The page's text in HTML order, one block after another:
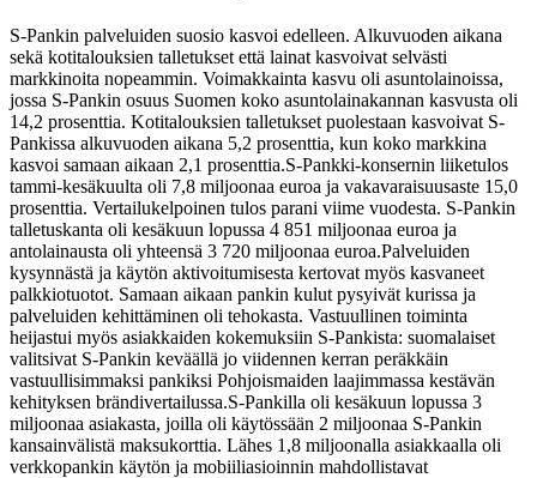
S-Pankin palveluiden suosio kasvoi edelleen. Alkuvuoden aikana
sekä kotitalouksien talletukset että lainat kasvoivat selvästi
markkinoita nopeammin. Voimakkainta kasvu oli asuntolainoissa,
jossa S-Pankin osuus Suomen koko asuntolainakannan kasvusta oli
14,2 prosenttia. Kotitalouksien talletukset puolestaan kasvoivat S-
Pankissa alkuvuoden aikana 5,2 prosenttia, kun koko markkina
kasvoi samaan aikaan 2,1 prosenttia.S-Pankki-konsernin liiketulos
tammi-kesäkuulta oli 7,8 miljoonaa euroa ja vakavaraisuusaste 15,0
prosenttia. Vertailukelpoinen tulos parani viime vuodesta. S-Pankin
talletuskanta oli kesäkuun lopussa 4 851 miljoonaa euroa ja
antolainausta oli yhteensä 3 720 miljoonaa euroa.Palveluiden
kysynnästä ja käytön aktivoitumisesta kertovat myös kasvaneet
palkkiotuotot. Samaan aikaan pankin kulut pysyivät kurissa ja
palveluiden kehittäminen oli tehokasta. Vastuullinen toiminta
heijastui myös asiakkaiden kokemuksiin S-Pankista: suomalaiset
valitsivat S-Pankin keväällä jo viidennen kerran peräkkäin
vastuullisimmaksi pankiksi Pohjoismaiden laajimmassa kestävän
kehityksen brändivertailussa.S-Pankilla oli kesäkuun lopussa 3
miljoonaa asiakasta, joilla oli käytössään 2 miljoonaa S-Pankin
kansainvälistä maksukorttia. Lähes 1,8 miljoonalla asiakkaalla oli
verkkopankin käytön ja mobiiliasioinnin mahdollistavat